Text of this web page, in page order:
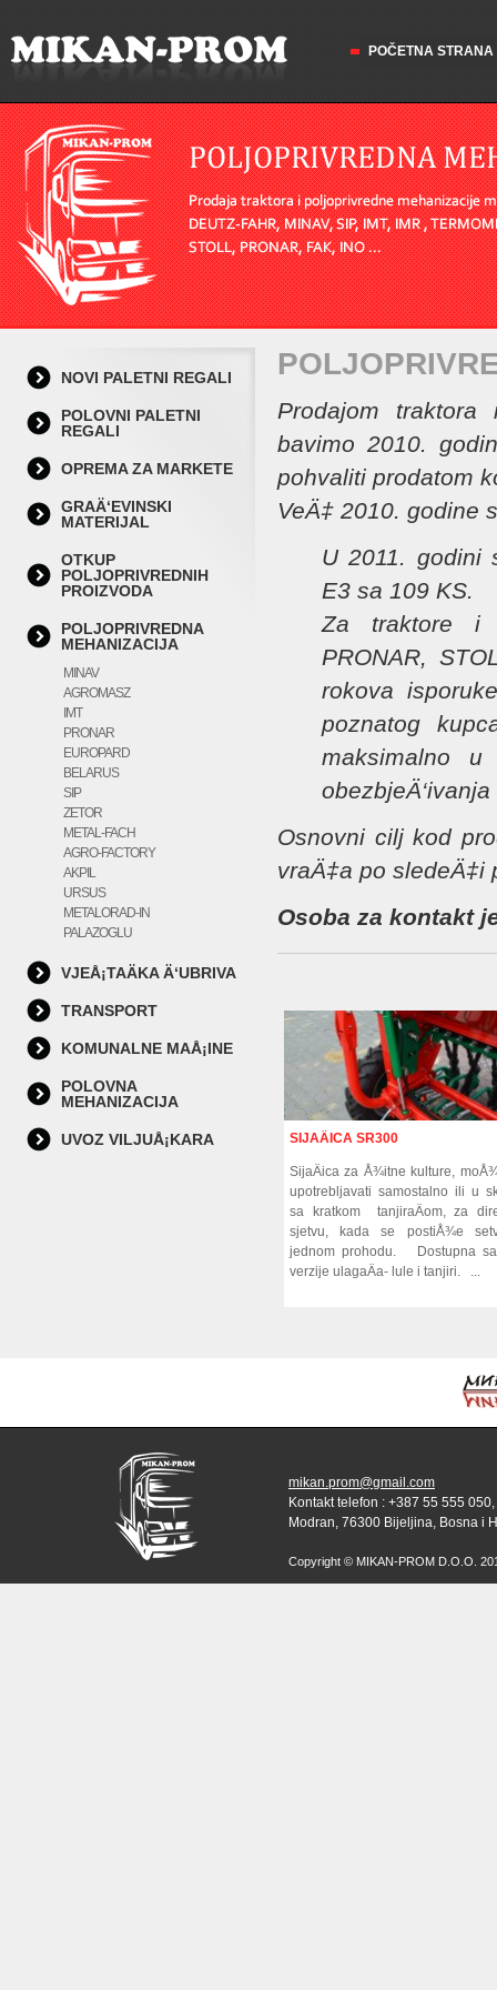
POČETNA STRANA
NOVI PALETNI REGALI
POLOVNI PALETNI
REGALI
OPREMA ZA MARKETE
GRAÄ‘EVINSKI
MATERIJAL
OTKUP
POLJOPRIVREDNIH
PROIZVODA
POLJOPRIVREDNA
MEHANIZACIJA
MINAV
AGROMASZ
IMT
PRONAR
EUROPARD
BELARUS
SIP
ZETOR
METAL-FACH
AGRO-FACTORY
AKPIL
URSUS
METALORAD-IN
PALAZOGLU
VJEÅ¡TAÄKA Ä‘UBRIVA
TRANSPORT
KOMUNALNE MAÅ¡INE
POLOVNA
MEHANIZACIJA
UVOZ VILJUÅ¡KARA
Prodajom traktora
bavimo 2010.
pohvaliti prodatom
VeÄ‡ 2010. godine
U 2011. godini
E3 sa 109 KS.
Za traktore i
PRONAR,
rokova
poznatog
maksimalno
Osnovni cilj kod
vraÄ‡a po sledeÄ‡i
Osoba za kontakt
SIJAÄICA SR300
SijaÄica za Å¾itne kulture,
upotrebljavati samostalno ili u
sa kratkom tanjiraÄom, za
sjetvu, kada se postiÅ¾e
jednom prohodu. Dostupna
verzije ulagaÄa- lule i tanjiri. ...
mikan.prom@gmail.com
Kontakt telefon : +387 55 555
Modran, 76300 Bijeljina, Bosna i
Copyright © MIKAN-PROM D.O.O.